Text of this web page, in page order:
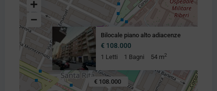
€ 108.000
Bilocale piano alto adiacenze
€ 108.000
1 Letti 1 Bagni 54 m2